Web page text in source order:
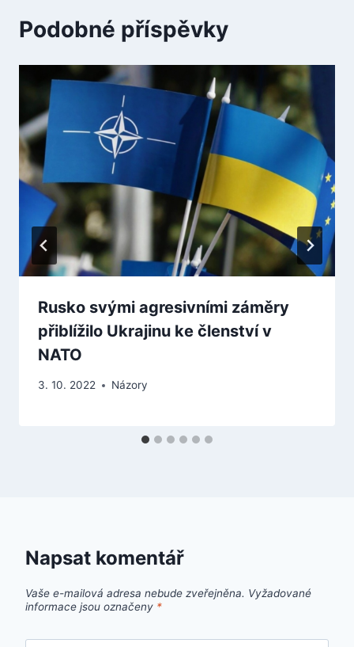
Podobné příspěvky
Rusko svými agresivními záměry
přiblížilo Ukrajinu ke členství v
NATO
3. 10. 2022 Názory
Napsat komentář
Vaše e-mailová adresa nebude zveřejněna. Vyžadované
informace jsou označeny *